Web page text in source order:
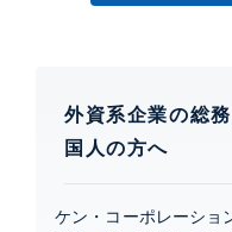
外資系企業の総
国人の方へ
ケン・コーポレーショ